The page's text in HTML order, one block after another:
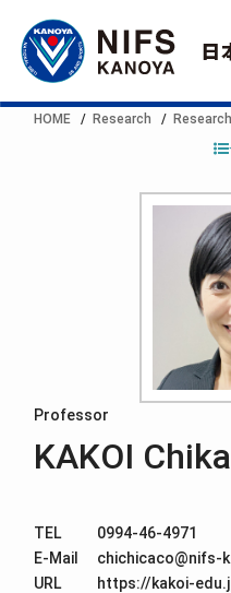
HOME Research
KAKOI
Professor
TEL
0994-46-4971
E-Mail
chichicaco@nifs-
URL
https://kakoi-